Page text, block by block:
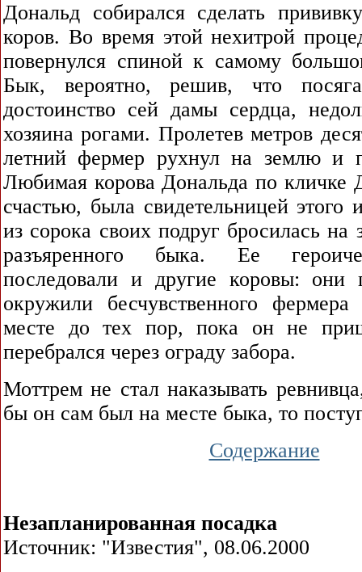
Дональд собирался сделать
коров. Во время этой нехитрой
повернулся спиной к самому
Бык, вероятно, решив, что
достоинство сей дамы сердца,
хозяина рогами. Пролетев метров
летний фермер рухнул на землю и
Любимая корова Дональда по кличке
счастью, была свидетельницей этого
из сорока своих подруг бросилась на
разъяренного быка. Ее
последовали и другие коровы: они
окружили бесчувственного
месте до тех пор, пока он не
перебрался через ограду забора.
Моттрем не стал наказывать
бы он сам был на месте быка, то
Содержание
Незапланированная посадка
Источник: "Известия", 08.06.2000